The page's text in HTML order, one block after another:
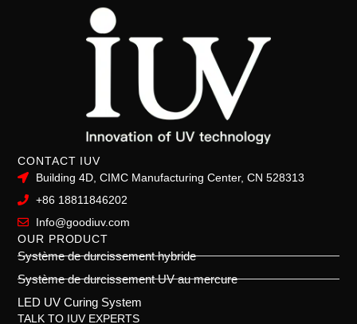
CONTACT IUV
Building 4D, CIMC Manufacturing Center, CN 528313
+86 18811846202
Info@goodiuv.com
OUR PRODUCT
Système de durcissement hybride
Système de durcissement UV au mercure
LED UV Curing System
TALK TO IUV EXPERTS